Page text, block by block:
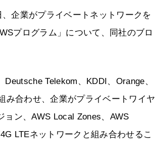
企業がプライベートネットワークを
プログラム」について、同社のブロ
Telekom、KDDI、Orange、
み合わせ、企業がプライベートワイヤ
ョン、AWS Local Zones、AWS
LTEネットワークと組み合わせるこ